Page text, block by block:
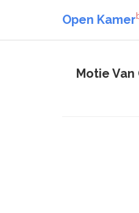
Open Kamer
Motie